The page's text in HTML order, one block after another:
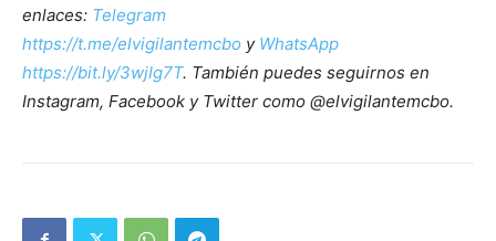
enlaces: Telegram
https://t.me/elvigilantemcbo y WhatsApp
https://bit.ly/3wjIg7T. También puedes seguirnos en
Instagram, Facebook y Twitter como @elvigilantemcbo.